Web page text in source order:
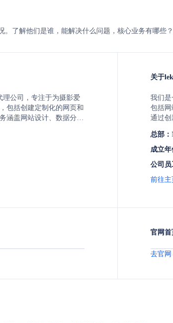
。了解他们是谁，能解决什么问题，核心业务有哪
理公司，专注于为摄影爱
包括创建定制化的网页和
涵盖网站设计、数据分
入了解客户需求和行为，
帮助客户创造更好的产品
关于
我们是
包括
通过创
总部：
成立年
公司员
前往
官网首
去官